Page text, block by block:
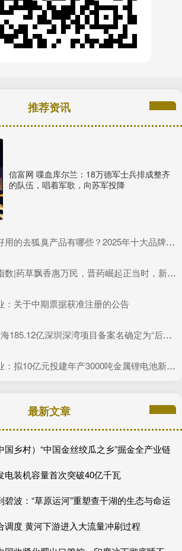
推荐资讯
信富网 喋血库尔兰：18万德军士兵排成整齐
的队伍，唱着军歌，向苏军投降
狐臭产品有哪些？2025年十大品牌排行榜，这款实力派
民，晋药崛起正当时，新华（山西）“十大晋药”中药材价格指数亮相中国品牌日活动
：关于中期票据获准注册的公告
亿深圳深湾项目备案名确定为“后海沄玺花园”
10亿元投建年产3000吨金属锂电池新材料项目
最新文章
乡村）“中国金丝绞瓜之乡”掘金全产业链
电装机容量首次突破40亿千瓦
波：“草原运河”重塑查干湖的生态与命运
调度 黄河下游进入大流量冲刷过程